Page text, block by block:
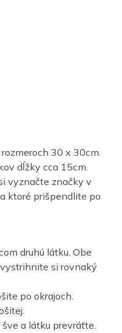
30 x 30cm.
dĺžky cca 15cm.
vyznačte značky v
ktoré prišpendlite po
druhú látku. Obe
si rovnaký
po okrajoch.
a látku prevráťte.